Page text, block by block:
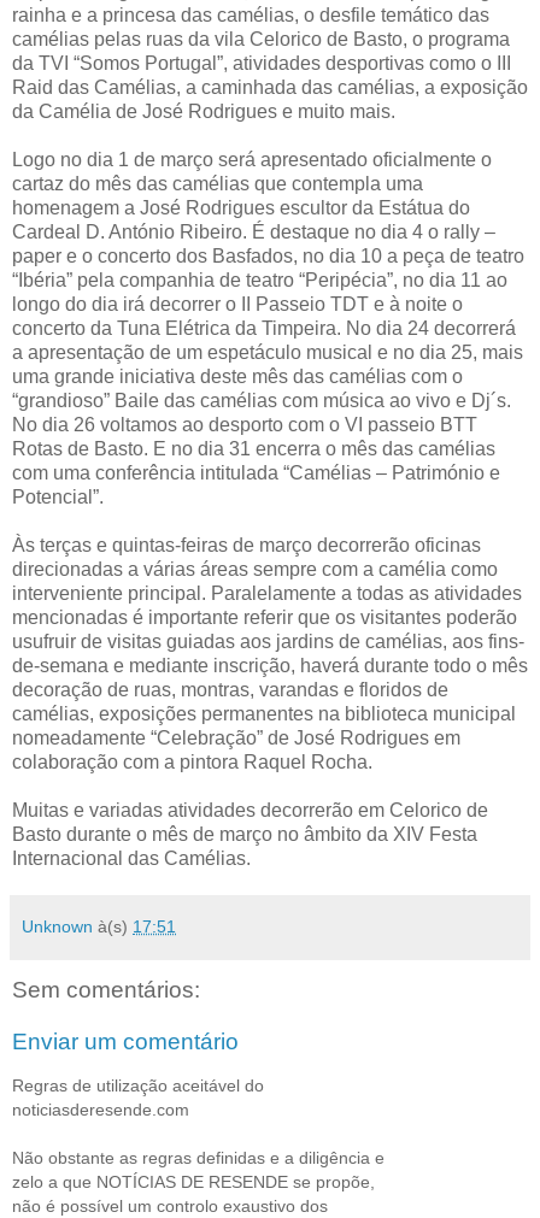
rainha e a princesa das camélias, o desfile temático das
camélias pelas ruas da vila Celorico de Basto, o programa
da TVI “Somos Portugal”, atividades desportivas como o III
Raid das Camélias, a caminhada das camélias, a exposição
da Camélia de José Rodrigues e muito mais.
Logo no dia 1 de março será apresentado oficialmente o
cartaz do mês das camélias que contempla uma
homenagem a José Rodrigues escultor da Estátua do
Cardeal D. António Ribeiro. É destaque no dia 4 o rally –
paper e o concerto dos Basfados, no dia 10 a peça de teatro
“Ibéria” pela companhia de teatro “Peripécia”, no dia 11 ao
longo do dia irá decorrer o II Passeio TDT e à noite o
concerto da Tuna Elétrica da Timpeira. No dia 24 decorrerá
a apresentação de um espetáculo musical e no dia 25, mais
uma grande iniciativa deste mês das camélias com o
“grandioso” Baile das camélias com música ao vivo e Dj´s.
No dia 26 voltamos ao desporto com o VI passeio BTT
Rotas de Basto. E no dia 31 encerra o mês das camélias
com uma conferência intitulada “Camélias – Património e
Potencial”.
Às terças e quintas-feiras de março decorrerão oficinas
direcionadas a várias áreas sempre com a camélia como
interveniente principal. Paralelamente a todas as atividades
mencionadas é importante referir que os visitantes poderão
usufruir de visitas guiadas aos jardins de camélias, aos fins-
de-semana e mediante inscrição, haverá durante todo o mês
decoração de ruas, montras, varandas e floridos de
camélias, exposições permanentes na biblioteca municipal
nomeadamente “Celebração” de José Rodrigues em
colaboração com a pintora Raquel Rocha.
Muitas e variadas atividades decorrerão em Celorico de
Basto durante o mês de março no âmbito da XIV Festa
Internacional das Camélias.
Unknown à(s) 17:51
Sem comentários:
Enviar um comentário
Regras de utilização aceitável do
noticiasderesende.com
Não obstante as regras definidas e a diligência e
zelo a que NOTÍCIAS DE RESENDE se propõe,
não é possível um controlo exaustivo dos